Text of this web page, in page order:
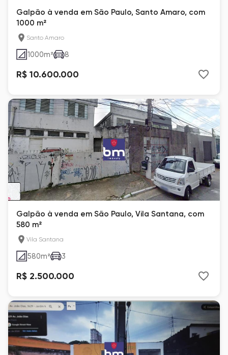
Galpão à venda em São Paulo, Santo Amaro, com
1000 m²
Santo Amaro
1000m² 8
R$ 10.600.000
Galpão à venda em São Paulo, Vila Santana, com
580 m²
Vila Santana
580m² 3
R$ 2.500.000